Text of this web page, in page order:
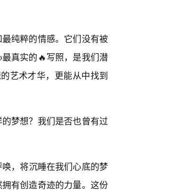
纯粹的情感。它们没有被
真实的🔥写照，是我们潜
艺术才华，更能从中找到
梦想？我们是否也曾有过
，将沉睡在我们心底的梦
有创造奇迹的力量。这份